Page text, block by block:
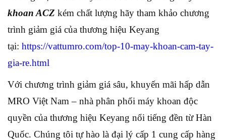
khoan ACZ kém chất lượng hãy tham khảo chương
trình giảm giá của thương hiệu Keyang
tại: https://vattumro.com/top-10-may-khoan-cam-tay-
gia-re.html
Với chương trình giảm giá sâu, khuyến mãi hấp dẫn
MRO Việt Nam – nhà phân phối máy khoan độc
quyền của thương hiệu Keyang nổi tiếng đền từ Hàn
Quốc. Chúng tôi tự hào là đại lý cấp 1 cung cấp hàng